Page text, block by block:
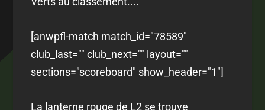
[anwpfl-match match_id="78589"
club_last="" club_next="" layout=""
sections="scoreboard" show_header="1"]
La lanterne rouge de L2 se trouve